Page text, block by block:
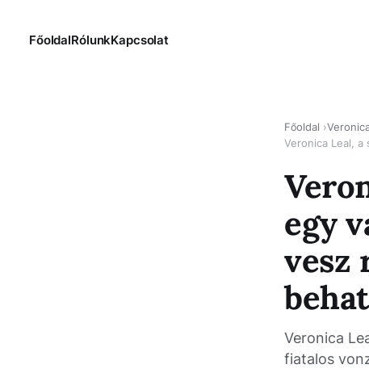
FőoldalRólunkKapcsolat
Főoldal
egy
vesz
Veronica
fiatalos